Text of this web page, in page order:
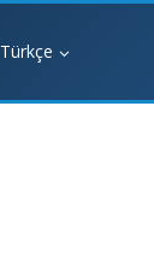
Türkçe